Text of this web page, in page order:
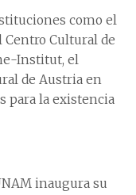
como el
Cultural de
Institut, el
de Austria en
para la existencia
inaugura su